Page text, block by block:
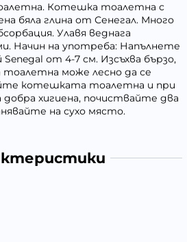
Котешка тоалетна с
бяла глина от Сенегал. Много
Улавя веднага
Начин на употреба: Напълнете
от 4-7 см. Изсъхва бързо,
тоалетна може лесно да се
котешката тоалетна и при
хигиена, почиствайте два
на сухо място.